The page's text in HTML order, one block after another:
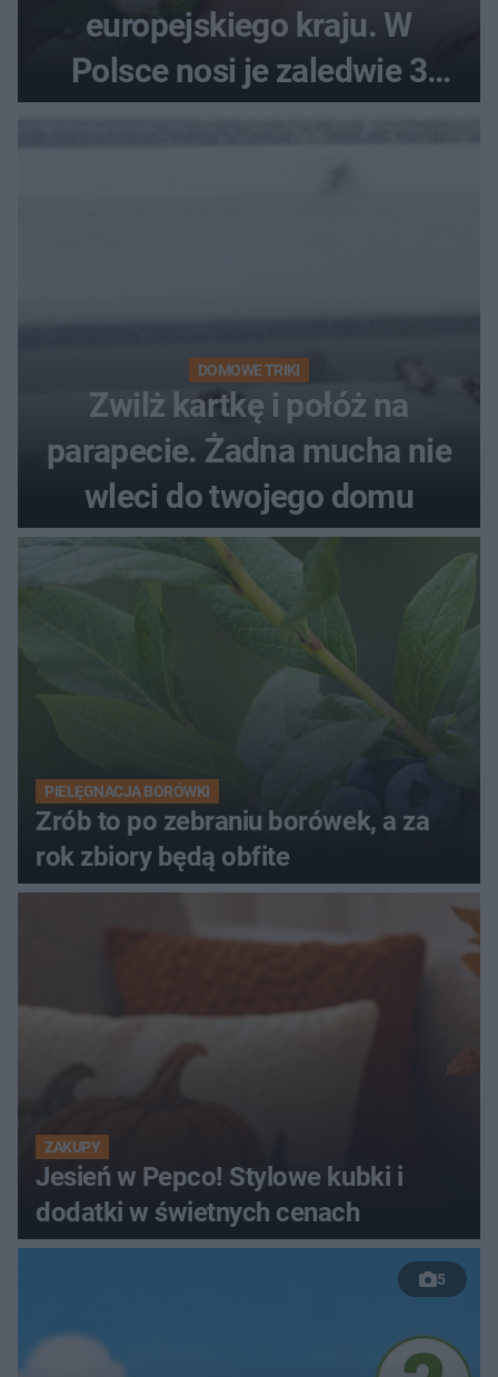
europejskiego kraju. W
Polsce nosi je zaledwie 3
kobiety
DOMOWE TRIKI
Zwilż kartkę i połóż na
parapecie. Żadna mucha nie
wleci do twojego domu
PIELĘGNACJA BORÓWKI
Zrób to po zebraniu borówek, a za
rok zbiory będą obfite
ZAKUPY
Jesień w Pepco! Stylowe kubki i
dodatki w świetnych cenach
5